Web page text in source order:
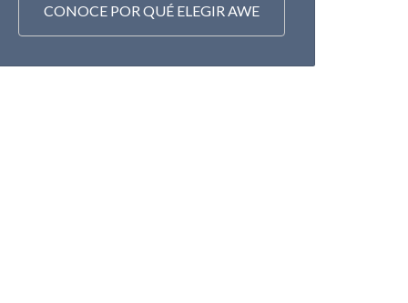
CONOCE POR QUÉ ELEGIR AWE